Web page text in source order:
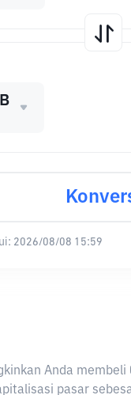
2026/08/08 15:59
Anda membeli
pasar